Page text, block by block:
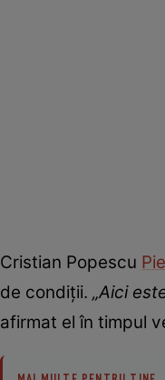
Cristian Popescu
de condiții. „Aici
afirmat el în timpul